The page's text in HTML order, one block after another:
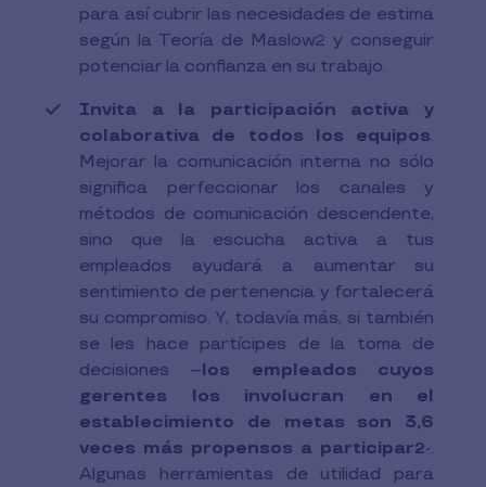
para así cubrir las necesidades de estima
según la Teoría de Maslow2 y conseguir
potenciar la confianza en su trabajo.
Invita a la participación activa y
colaborativa de todos los equipos.
Mejorar la comunicación interna no sólo
significa perfeccionar los canales y
métodos de comunicación descendente,
sino que la escucha activa a tus
empleados ayudará a aumentar su
sentimiento de pertenencia y fortalecerá
su compromiso. Y, todavía más, si también
se les hace partícipes de la toma de
decisiones –los empleados cuyos
gerentes los involucran en el
establecimiento de metas son 3,6
veces más propensos a participar2-.
Algunas herramientas de utilidad para